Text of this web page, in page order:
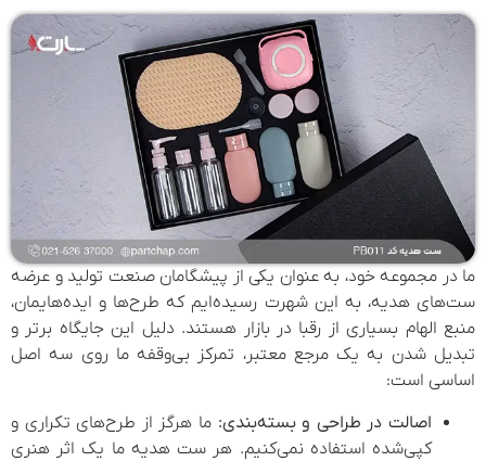
ما در مجموعه خود، به عنوان یکی از پیشگامان صنعت تولید و عرضه
ست‌های هدیه، به این شهرت رسیده‌ایم که طرح‌ها و ایده‌هایمان،
منبع الهام بسیاری از رقبا در بازار هستند. دلیل این جایگاه برتر و
تبدیل شدن به یک مرجع معتبر، تمرکز بی‌وقفه ما روی سه اصل
اساسی است:
اصالت در طراحی و بسته‌بندی: ما هرگز از طرح‌های تکراری و
کپی‌شده استفاده نمی‌کنیم. هر ست هدیه ما یک اثر هنری